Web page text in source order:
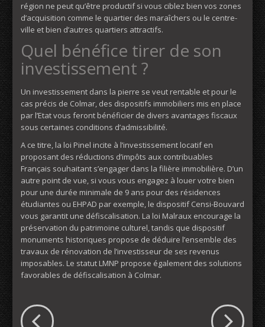
région ne peut qu’être productif si vous ciblez bien vos zones
d’acquisition comme le quartier des maraîchers ou le centre-
ville et bien d’autres quartiers attractifs.
Quel bénéfice tirer de son
investissement ?
Un investissement dans la pierre se veut rentable et pour le
cas précis de Colmar, des dispositifs immobiliers mis en place
par l’Etat vous feront bénéficier de divers avantages fiscaux
sous certaines conditions d’admissibilité.
A ce titre, la loi Pinel incite à l’investissement locatif en
proposant des réductions d’impôts aux contribuables
Français souhaitant s’engager dans la filière immobilière. D’un
autre point de vue, si vous vous engagez à louer votre bien
pour une durée minimale de 9 ans pour des résidences
étudiantes ou EHPAD par exemple, le dispositif Censi-Bouvard
vous garantit une défiscalisation. La loi Malraux encourage la
préservation du patrimoine culturel, tandis que dispositif
monuments historiques propose de déduire l’ensemble des
travaux de rénovation de l’investisseur de ses revenus
imposables. Le statut LMNP propose également des solutions
favorables de défiscalisation à Colmar.